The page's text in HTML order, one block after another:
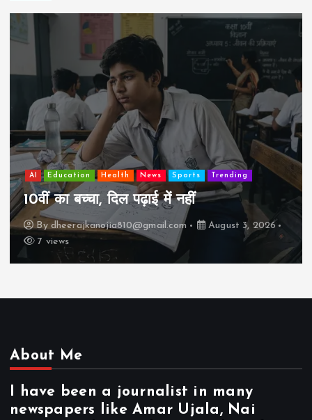
Education Health News Sports Trending
का बच्चा, दिल पढ़ाई में नहीं
Bydheerajkanojia810@gmail.com
August 3, 2026
7 views
About Me
I have been a journalist in many
newspapers like Amar Ujala, Nai